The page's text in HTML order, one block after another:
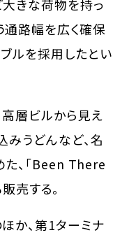
きな荷物を持っ
通路幅を広く確保
ルを採用したとい
高層ビルから見え
みうどんなど、名
、「Been There
売する。
か、第1ターミナ